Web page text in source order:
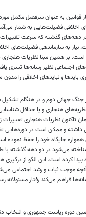
قوانین به عنوان سرفصل مکمل
اخلاقی فضیلت‌هایی به شمار
دهه‌های گذشته که سرعت
نیاز به سازماندهی فضیلت‌های
است. بر همین مبنا نظریات
اجتماعی نظیر رسانه‌ها تسری
و نبایدهای اخلاقی را مدون
جنگ جهانی دوم و در هنگام تشکیل
هنجاری و یا حداقل
تاکنون نظریات هنجاری تغییرات
داشته و ممکن است در دوره‌هایی
همواره جایگاه خود را حفظ نموده
می‌شود در دو دهه گذشته با
کرده است. این الگو از
موجب ثبات و رشد اجتماعی
فراهم می‌کند رفتار مسئولانه
دوره ریاست جمهوری و انتخاب